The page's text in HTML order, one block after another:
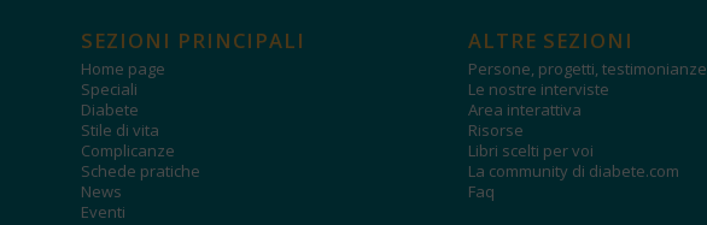
SEZIONI PRINCIPALI
Home page
Speciali
Diabete
Stile di vita
Complicanze
Schede pratiche
News
Eventi
ALTRE SEZIONI
Persone, progetti, testimonianze
Le nostre interviste
Area interattiva
Risorse
Libri scelti per voi
La community di diabete.com
Faq